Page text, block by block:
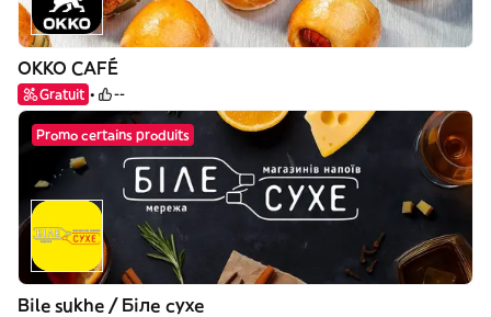
OKKO CAFÉ
Gratuit --
Promo certains produits
Bile sukhe / Біле сухе